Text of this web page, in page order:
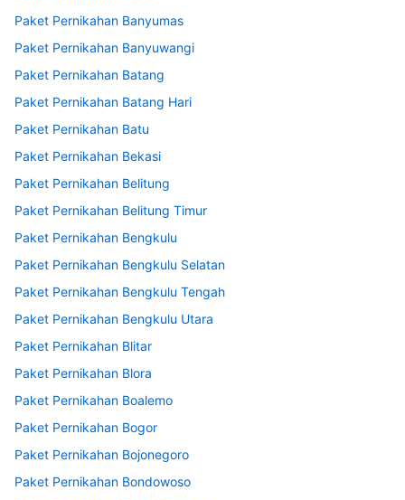
Paket Pernikahan Banyumas
Paket Pernikahan Banyuwangi
Paket Pernikahan Batang
Paket Pernikahan Batang Hari
Paket Pernikahan Batu
Paket Pernikahan Bekasi
Paket Pernikahan Belitung
Paket Pernikahan Belitung Timur
Paket Pernikahan Bengkulu
Paket Pernikahan Bengkulu Selatan
Paket Pernikahan Bengkulu Tengah
Paket Pernikahan Bengkulu Utara
Paket Pernikahan Blitar
Paket Pernikahan Blora
Paket Pernikahan Boalemo
Paket Pernikahan Bogor
Paket Pernikahan Bojonegoro
Paket Pernikahan Bondowoso